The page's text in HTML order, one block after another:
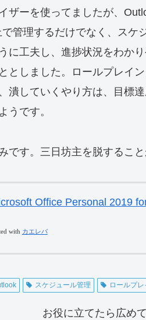
ザーを使ってましたが、
管理するだけでなく、スケ
に工夫し、進捗状況をわか
としました。ロールプレイ
潰していくやり方は、目標
うです。
です。三日坊主を脱するこ
Office Personal 2019
with カエレバ
スケジュール管理 ロールプ
お役に立てたら広め